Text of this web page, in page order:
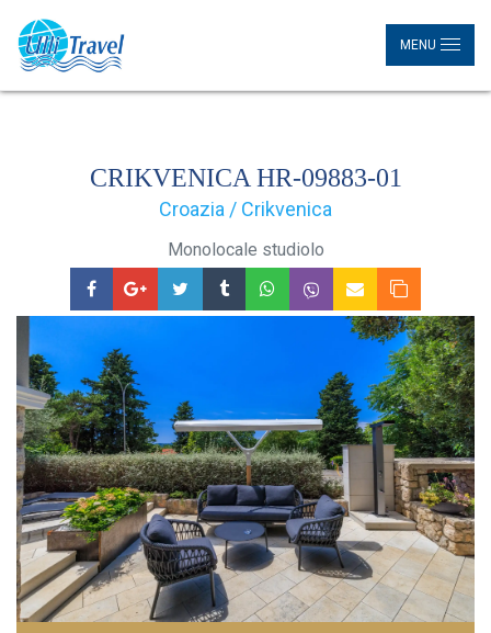
MENU
CRIKVENICA HR-09883-01
Croazia / Crikvenica
Monolocale studiolo